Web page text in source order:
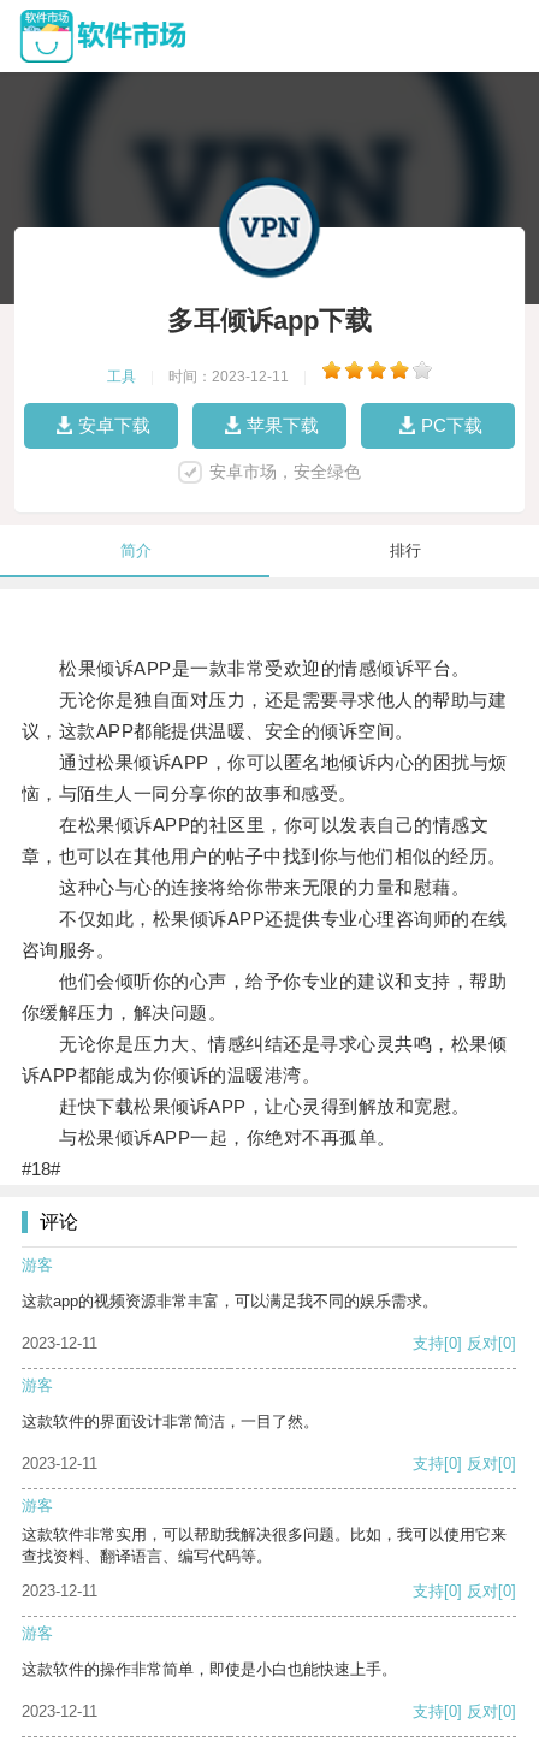
多耳倾诉app下载
工具 时间：2023-12-11
安卓下载 苹果下载 PC下载
安卓市场，安全绿色
简介 排行
松果倾诉APP是一款非常受欢迎的情感倾诉平台。
无论你是独自面对压力，还是需要寻求他人的帮助与建
议，这款APP都能提供温暖、安全的倾诉空间。
通过松果倾诉APP，你可以匿名地倾诉内心的困扰与烦
恼，与陌生人一同分享你的故事和感受。
在松果倾诉APP的社区里，你可以发表自己的情感文
章，也可以在其他用户的帖子中找到你与他们相似的经历。
这种心与心的连接将给你带来无限的力量和慰藉。
不仅如此，松果倾诉APP还提供专业心理咨询师的在线
咨询服务。
他们会倾听你的心声，给予你专业的建议和支持，帮助
你缓解压力，解决问题。
无论你是压力大、情感纠结还是寻求心灵共鸣，松果倾
诉APP都能成为你倾诉的温暖港湾。
赶快下载松果倾诉APP，让心灵得到解放和宽慰。
与松果倾诉APP一起，你绝对不再孤单。
#18#
评论
游客
这款app的视频资源非常丰富，可以满足我不同的娱乐需求。
2023-12-11 支持[0] 反对[0]
游客
这款软件的界面设计非常简洁，一目了然。
2023-12-11 支持[0] 反对[0]
游客
这款软件非常实用，可以帮助我解决很多问题。比如，我可以使用它来
查找资料、翻译语言、编写代码等。
2023-12-11
支持[0] 反对[0]
游客
这款软件的操作非常简单，即使是小白也能快速上手。
2023-12-11 支持[0] 反对[0]